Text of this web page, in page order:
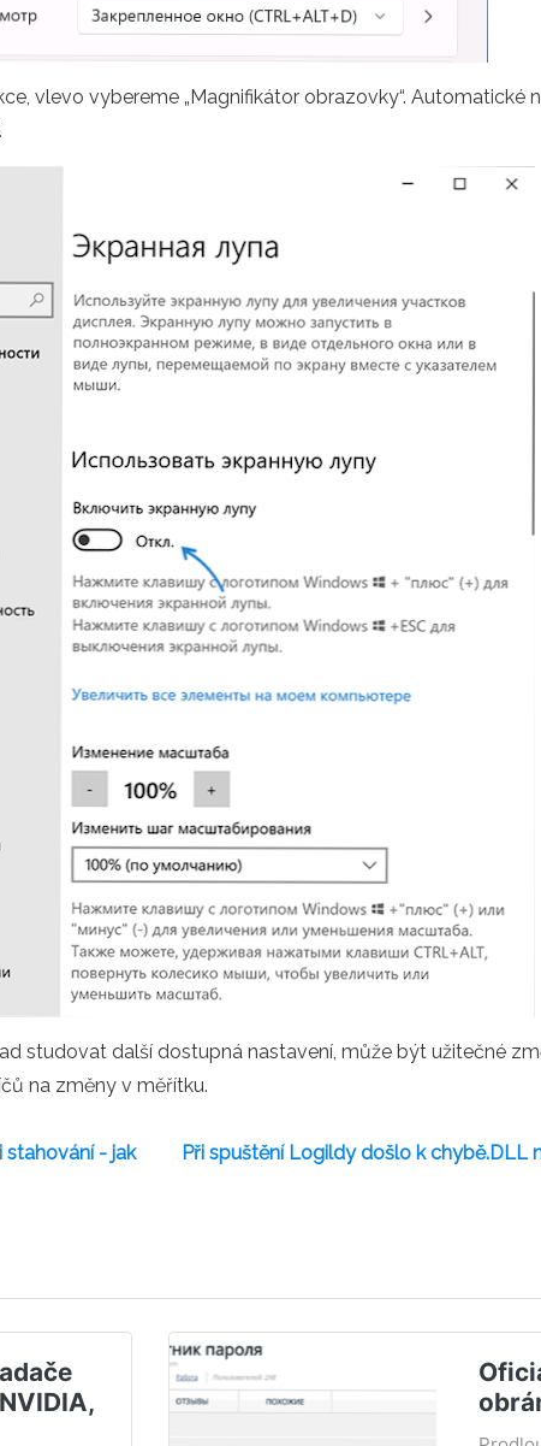
vlevo vybereme „Magnifikátor obrazovky“. Automatické
studovat další dostupná nastavení, může být užitečné
na změny v měřítku.
stahování - jak
Při spuštění Logildy došlo k chybě.DLL